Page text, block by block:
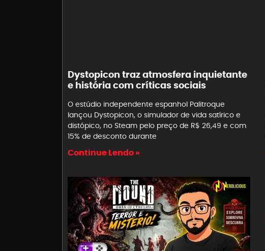
Dystopicon traz atmosfera inquietante
e história com críticas sociais
O estúdio independente espanhol Palitroque
lançou Dystopicon, o simulador de vida satírico e
distópico, no Steam pelo preço de R$ 26,49 e com
15% de desconto durante
Continue Lendo »